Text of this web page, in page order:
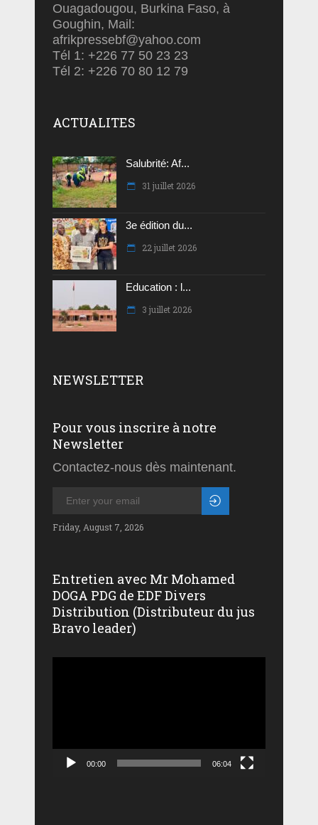
Ouagadougou, Burkina Faso, à
Goughin, Mail:
afrikpressebf@yahoo.com
Tél 1: +226 77 50 23 23
Tél 2: +226 70 80 12 79
ACTUALITES
Salubrité: Af...
31 juillet 2026
3e édition du...
22 juillet 2026
Education : l...
3 juillet 2026
NEWSLETTER
Pour vous inscrire à notre
Newsletter
Contactez-nous dès maintenant.
Friday, August 7, 2026
Entretien avec Mr Mohamed
DOGA PDG de EDF Divers
Distribution (Distributeur du jus
Bravo leader)
00:00 06:04